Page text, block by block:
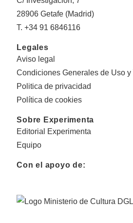
28906 Getafe (Madrid)
T. +34 91 6846116
Legales
Aviso legal
Condiciones Generales de Uso y
Politica de privacidad
Política de cookies
Sobre Experimenta
Editorial Experimenta
Equipo
Con el apoyo de: